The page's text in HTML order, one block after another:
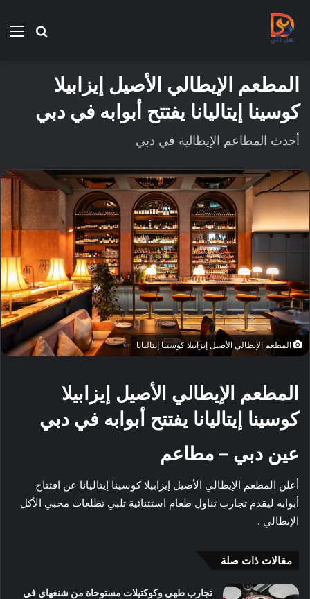
بحث
المطعم الإيطالي الأصيل إيزابيلا
كوسينا إيتاليانا يفتتح أبوابه في دبي
أحدث المطاعم الإيطالية في دبي
المطعم الإيطالي الأصيل إيزابيلا كوسينا إيتاليانا
المطعم الإيطالي الأصيل إيزابيلا
كوسينا إيتاليانا يفتتح أبوابه في دبي
عين دبي – مطاعم
أعلن المطعم الإيطالي الأصيل إيزابيلا كوسينا إيتاليانا عن افتتاح
أبوابه ليقدم تجارب تناول طعام استثنائية تلبي تطلعات محبي الأكل
الإيطالي .
مقالات ذات صلة
تجارب طهي وكوكتيلات مستوحاة من شنغهاي في